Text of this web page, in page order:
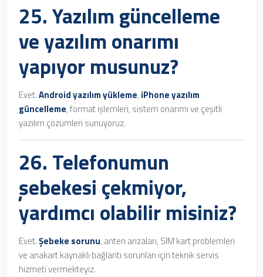
25. Yazılım güncelleme
ve yazılım onarımı
yapıyor musunuz?
Evet.Android yazılım yükleme, iPhone yazılım
güncelleme, format işlemleri, sistem onarımı ve çeşitli
yazılım çözümleri sunuyoruz.
26. Telefonumun
şebekesi çekmiyor,
yardımcı olabilir misiniz?
Evet.Şebeke sorunu, anten arızaları, SIM kart problemleri
ve anakart kaynaklı bağlantı sorunları için teknik servis
hizmeti vermekteyiz.